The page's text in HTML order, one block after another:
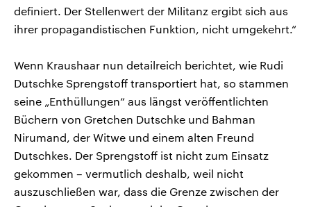
definiert. Der Stellenwert der Militanz ergibt sich aus
ihrer propagandistischen Funktion, nicht umgekehrt.“
Wenn Kraushaar nun detailreich berichtet, wie Rudi
Dutschke Sprengstoff transportiert hat, so stammen
seine „Enthüllungen“ aus längst veröffentlichten
Büchern von Gretchen Dutschke und Bahman
Nirumand, der Witwe und einem alten Freund
Dutschkes. Der Sprengstoff ist nicht zum Einsatz
gekommen – vermutlich deshalb, weil nicht
auszuschließen war, dass die Grenze zwischen der